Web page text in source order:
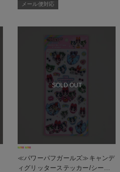
メール便対応
SOLD OUT
≪パワーパフガールズ≫キャンデ
ィグリッターステッカー/シール